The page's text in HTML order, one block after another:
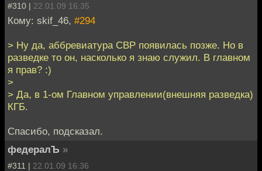
#310 | 22.01.09 16:35
Кому: skif_46, #294
> Ну да, аббревиатура СВР появилась позже. Но в
разведке то он, насколько я знаю служил. В главном
я прав? :)
>
> Да, в 1-ом Главном управлении(внешняя разведка)
КГБ.
Спасибо, подсказал.
федералЪ »
#311 | 22.01.09 16:36